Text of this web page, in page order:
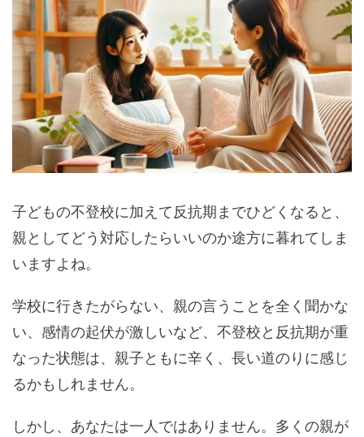
子どもの不登校に加えて反抗期までひどくなると、
親としてどう対応したらいいのか途方に暮れてしま
いますよね。
学校に行きたがらない、親の言うことを全く聞かな
い、感情の起伏が激しいなど、不登校と反抗期が重
なった状態は、親子ともに辛く、長い道のりに感じ
るかもしれません。
しかし、あなたは一人ではありません。多くの親が